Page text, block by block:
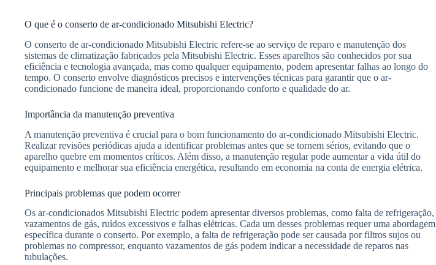
O que é o conserto de ar-condicionado Mitsubishi Electric?
O conserto de ar-condicionado Mitsubishi Electric refere-se ao serviço de reparo e manutenção dos
sistemas de climatização fabricados pela Mitsubishi Electric. Esses aparelhos são conhecidos por sua
eficiência e tecnologia avançada, mas como qualquer equipamento, podem apresentar falhas ao longo do
tempo. O conserto envolve diagnósticos precisos e intervenções técnicas para garantir que o ar-
condicionado funcione de maneira ideal, proporcionando conforto e qualidade do ar.
Importância da manutenção preventiva
A manutenção preventiva é crucial para o bom funcionamento do ar-condicionado Mitsubishi Electric.
Realizar revisões periódicas ajuda a identificar problemas antes que se tornem sérios, evitando que o
aparelho quebre em momentos críticos. Além disso, a manutenção regular pode aumentar a vida útil do
equipamento e melhorar sua eficiência energética, resultando em economia na conta de energia elétrica.
Principais problemas que podem ocorrer
Os ar-condicionados Mitsubishi Electric podem apresentar diversos problemas, como falta de refrigeração,
vazamentos de gás, ruídos excessivos e falhas elétricas. Cada um desses problemas requer uma abordagem
específica durante o conserto. Por exemplo, a falta de refrigeração pode ser causada por filtros sujos ou
problemas no compressor, enquanto vazamentos de gás podem indicar a necessidade de reparos nas
tubulações.